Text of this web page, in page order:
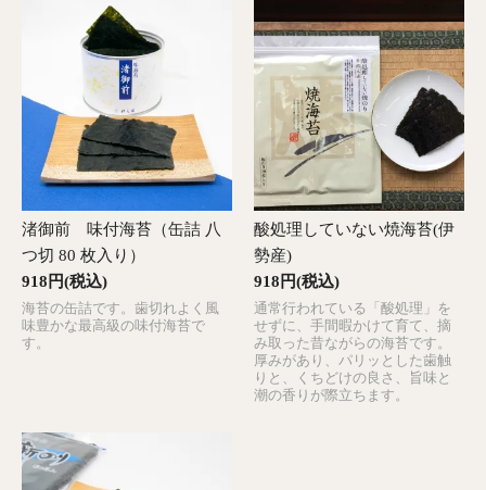
渚御前 味付海苔（缶詰 八
つ切 80 枚入り）
918円(税込)
海苔の缶詰です。歯切れよく風
味豊かな最高級の味付海苔で
す。
酸処理していない焼海苔(伊
勢産)
918円(税込)
通常行われている「酸処理」を
せずに、手間暇かけて育て、摘
み取った昔ながらの海苔です。
厚みがあり、パリッとした歯触
りと、くちどけの良さ、旨味と
潮の香りが際立ちます。